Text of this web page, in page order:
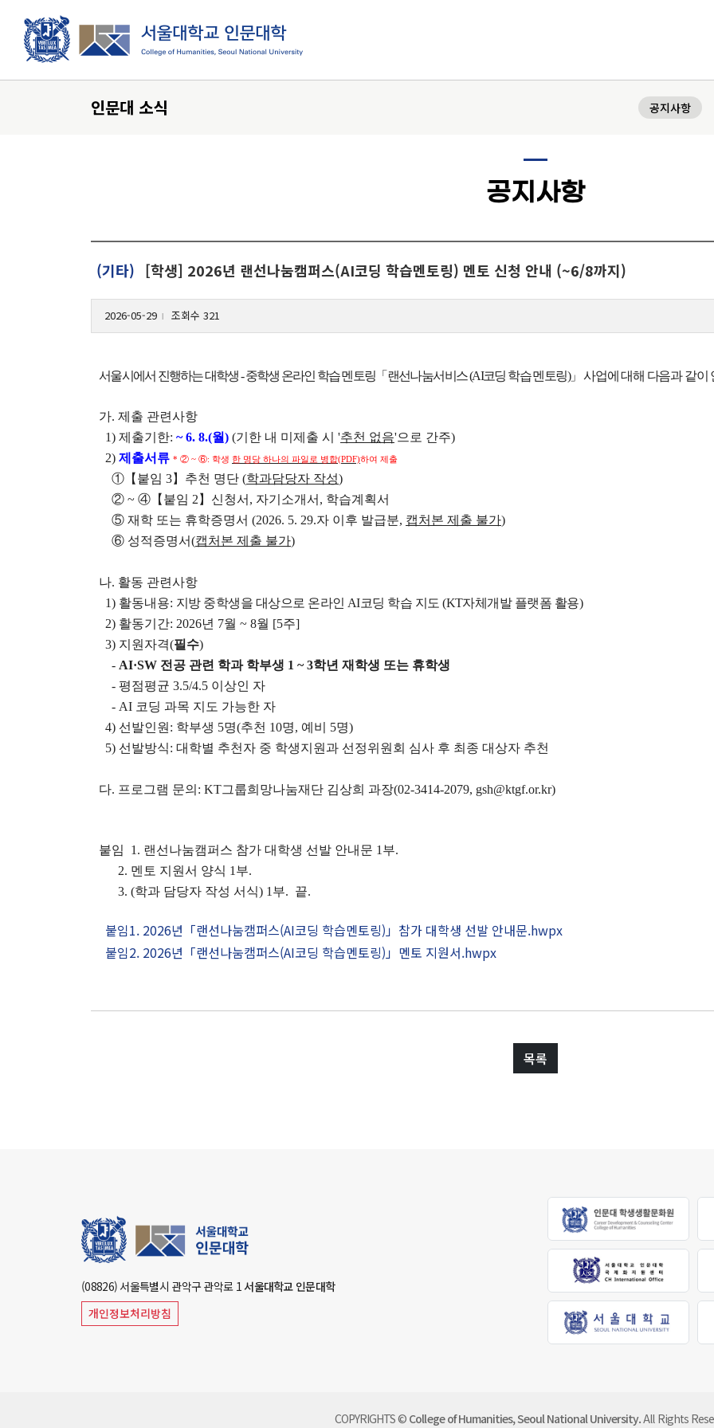
인문대 소식 공지사항
공지사항
(기타) [학생] 2026년 랜선나눔캠퍼스(AI코딩 학습멘토링) 멘토 신청 안내 (~6/8까지)
2026-05-29 l 조회수 321
서울시에서 진행하는 대학생-중학생 온라인 학습 멘토링 「 랜선나눔서비스(AI코딩 학습 멘토링)」 사업에 대해 다음과 같이
가. 제출 관련사항
1) 제출기한: ~ 6. 8.(월) (기한 내 미제출 시 '추천 없음'으로 간주)
2) 제출서류 * ② ~ ⑥: 학생 한 명당 하나의 파일로 병합(PDF)하여 제출
①【 붙임 3】 추천 명단 (학과담당자 작성)
② ~ ④【 붙임 2 】 신청서 , 자기소개서 , 학습계획서
⑤ 재학 또는 휴학증명서 (2026. 5. 29.자 이후 발급분, 캡처본 제출 불가)
⑥ 성적증명서(캡처본 제출 불가)
나. 활동 관련사항
1) 활동내용: 지방 중학생을 대상으로 온라인 AI코딩 학습 지도(KT자체개발 플랫폼 활용)
2) 활동기간: 2026년 7월 ~ 8월 [5주]
3) 지원자격(필수)
- AI·SW 전공 관련 학과 학부생 1 ~ 3학년 재학생 또는 휴학생
- 평점평균 3.5/4.5 이상인 자
- AI 코딩 과목 지도 가능한 자
4) 선발인원 : 학부생 5명(추천 10명, 예비 5명)
5) 선발방식: 대학별 추천자 중 학생지원과 선정위원회 심사 후 최종 대상자 추천
다. 프로그램 문의 : KT그룹희망나눔재단 김상희 과장(02-3414-2079, gsh@ktgf.or.kr)
붙임 1. 랜선나눔캠퍼스 참가 대학생 선발 안내문 1 부.
2. 멘토 지원서 양식 1 부.
3. (학과 담당자 작성 서식) 1 부. 끝.
붙임1. 2026년「랜선나눔캠퍼스(AI코딩 학습멘토링)」참가 대학생 선발 안내문.hwpx
붙임2. 2026년「랜선나눔캠퍼스(AI코딩 학습멘토링)」멘토 지원서.hwpx
목록
(08826) 서울특별시 관악구 관악로 1서울대학교 인문대학
개인정보처리방침
COPYRIGHTS © College of Humanities,Seoul National University.All Rights
인문대학 발자취
캠퍼스안내
인문대학 규정집
국어국문학과
중어중문학과
독어독문학과
서어서문학과
역사학부
역사학부(한국사학전
공)
역사학부(동양사학전
고고미술사학과
고고미술사학과(미술
고고미술사학과(고고
학 전공)
협동과정
협동과정 기록학전공
전체 교수소개
인문대학 소식지
학술
학술자료실